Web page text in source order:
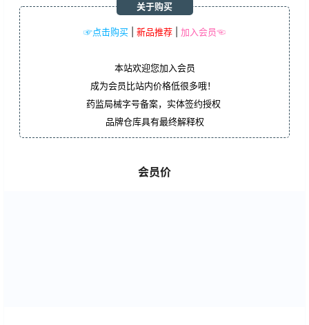
☞点击购买 新品推荐 加入会员☜
关于购买
本站欢迎您加入会员
成为会员比站内价格低很多哦！
药监局械字号备案，实体签约授权
品牌仓库具有最终解释权
会员价